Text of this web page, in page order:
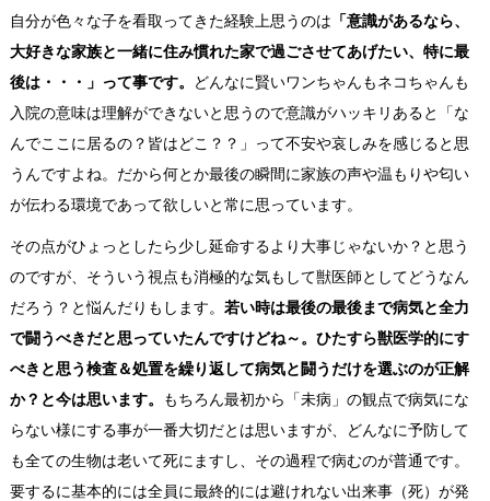
自分が色々な子を看取ってきた経験上思うのは 「意識があるなら、
大好きな家族と一緒に住み慣れた家で過ごさせてあげたい、特に最
後は・・・」って事です。
どんなに賢いワンちゃんもネコちゃんも
入院の意味は理解ができないと思うので意識がハッキリあると「な
んでここに居るの？皆はどこ？？」って不安や哀しみを感じると思
うんですよね。だから何とか最後の瞬間に家族の声や温もりや匂い
が伝わる環境であって欲しいと常に思っています。
その点がひょっとしたら少し延命するより大事じゃないか？と思う
のですが、そういう視点も消極的な気もして獣医師としてどうなん
だろう？と悩んだりもします。 若い時は最後の最後まで病気と全力
で闘うべきだと思っていたんですけどね～。ひたすら獣医学的にす
べきと思う検査＆処置を繰り返して病気と闘うだけを選ぶのが正解
か？と今は思います。
もちろん最初から「未病」の観点で病気にな
らない様にする事が一番大切だとは思いますが、どんなに予防して
も全ての生物は老いて死にますし、その過程で病むのが普通です。
要するに基本的には全員に最終的には避けれない出来事（死）が発